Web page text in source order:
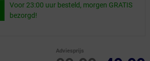
Voor 23:00 uur besteld, morgen GRATIS
bezorgd!
Adviesprijs